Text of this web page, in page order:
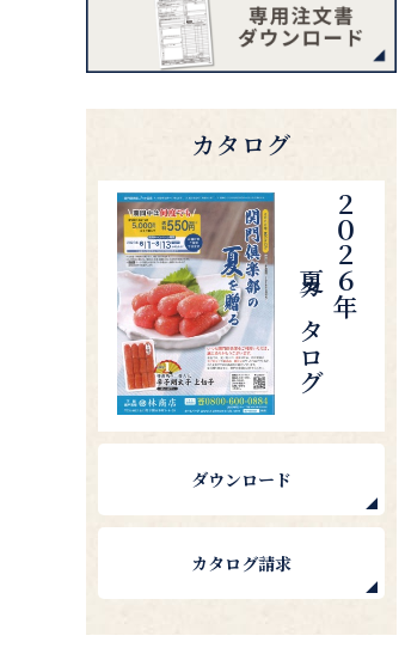
カタログ
２０２６年
夏カタログ
ダウンロード
カタログ請求